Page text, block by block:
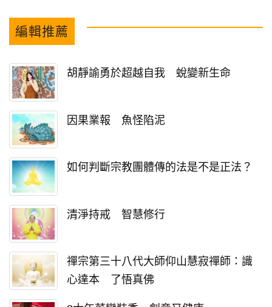
編輯推薦
胡靜諭勇於超越自我 蛻變新生命
因果業報 魚怪陷泥
如何判斷宗教團體傳的法是不是正法？
清淨持戒 智慧修行
禪宗第三十八代大師仰山慧寂禪師：識
心達本 了悟真佛